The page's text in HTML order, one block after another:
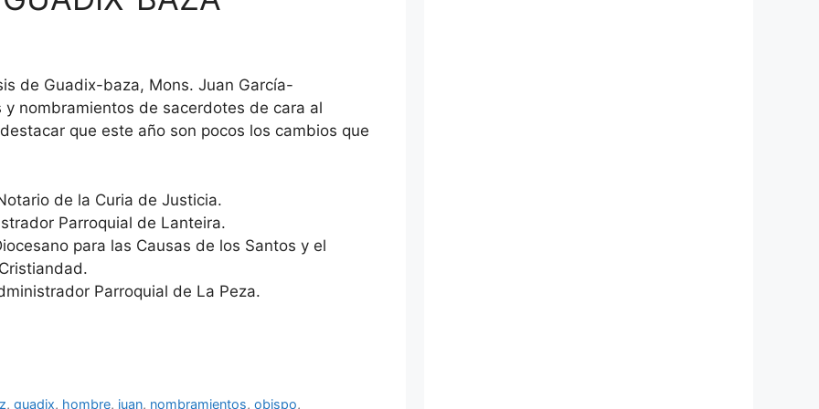
de Guadix-baza, Mons. Juan García-
nombramientos de sacerdotes de cara al
que este año son pocos los cambios que
de la Curia de Justicia.
Parroquial de Lanteira.
para las Causas de los Santos y el
Parroquial de La Peza.
,guadix, hombre, juan, nombramientos,obispo,